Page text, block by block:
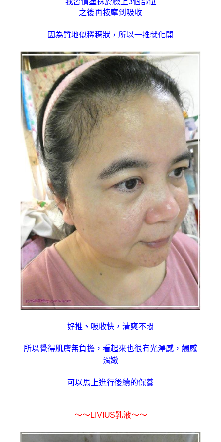
之後再按摩到吸收
因為質地似稀稠狀，所以一推就化開
好推 、 吸收快 ， 清爽不悶
所以覺得肌膚無負擔，看起來也很有光澤感，觸感
滑嫩
可以馬上進行後續的保養
～～LIVIUS乳液～～